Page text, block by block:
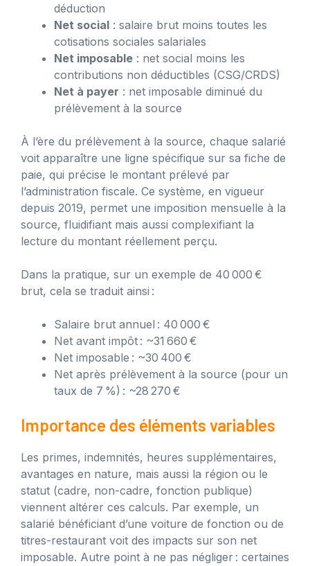
déduction
Net social : salaire brut moins toutes les
cotisations sociales salariales
Net imposable : net social moins les
contributions non déductibles (CSG/CRDS)
Net à payer : net imposable diminué du
prélèvement à la source
À l’ère du prélèvement à la source, chaque salarié
voit apparaître une ligne spécifique sur sa fiche de
paie, qui précise le montant prélevé par
l’administration fiscale. Ce système, en vigueur
depuis 2019, permet une imposition mensuelle à la
source, fluidifiant mais aussi complexifiant la
lecture du montant réellement perçu.
Dans la pratique, sur un exemple de 40 000 €
brut, cela se traduit ainsi :
Salaire brut annuel : 40 000 €
Net avant impôt : ~31 660 €
Net imposable : ~30 400 €
Net après prélèvement à la source (pour un
taux de 7 %) : ~28 270 €
Importance des éléments variables
Les primes, indemnités, heures supplémentaires,
avantages en nature, mais aussi la région ou le
statut (cadre, non-cadre, fonction publique)
viennent altérer ces calculs. Par exemple, un
salarié bénéficiant d’une voiture de fonction ou de
titres-restaurant voit des impacts sur son net
imposable. Autre point à ne pas négliger : certaines